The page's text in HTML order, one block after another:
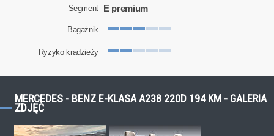
Segment E premium
Bagażnik
Ryzyko kradzieży
MERCEDES - BENZ E-KLASA A238 220D 194 KM - GALERIA
ZDJĘĆ